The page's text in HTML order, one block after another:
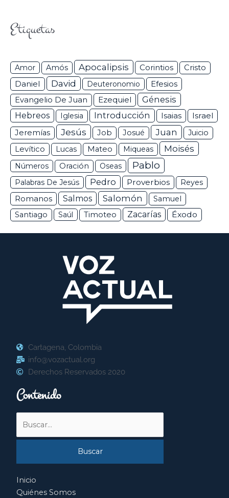
Etiquetas
Amor Amós Apocalipsis Corintios Cristo
Daniel David Deuteronomio Efesios
Evangelio De Juan Ezequiel
Génesis
Hebreos
Iglesia Introducción Isaias Israel
Jeremías Jesús Job Josué Juan
Juicio
Levítico
Lucas Mateo Miqueas Moisés
Números Oración Oseas Pablo
Palabras De Jesús Pedro Proverbios Reyes
Romanos Salmos Salomón
Samuel
Santiago
Saúl Timoteo Zacarías Éxodo
Cartagena, Colombia
info@vozactual.org
Derechos Reservados 2020
Contenido
Inicio
Quiénes Somos